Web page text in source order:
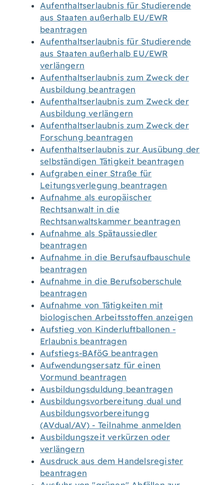
Aufenthaltserlaubnis für Studierende
aus Staaten außerhalb EU/EWR
beantragen
Aufenthaltserlaubnis für Studierende
aus Staaten außerhalb EU/EWR
verlängern
Aufenthaltserlaubnis zum Zweck der
Ausbildung beantragen
Aufenthaltserlaubnis zum Zweck der
Ausbildung verlängern
Aufenthaltserlaubnis zum Zweck der
Forschung beantragen
Aufenthaltserlaubnis zur Ausübung der
selbständigen Tätigkeit beantragen
Aufgraben einer Straße für
Leitungsverlegung beantragen
Aufnahme als europäischer
Rechtsanwalt in die
Rechtsanwaltskammer beantragen
Aufnahme als Spätaussiedler
beantragen
Aufnahme in die Berufsaufbauschule
beantragen
Aufnahme in die Berufsoberschule
beantragen
Aufnahme von Tätigkeiten mit
biologischen Arbeitsstoffen anzeigen
Aufstieg von Kinderluftballonen -
Erlaubnis beantragen
Aufstiegs-BAföG beantragen
Aufwendungsersatz für einen
Vormund beantragen
Ausbildungsduldung beantragen
Ausbildungsvorbereitung dual und
Ausbildungsvorbereitungg
(AVdual/AV) - Teilnahme anmelden
Ausbildungszeit verkürzen oder
verlängern
Ausdruck aus dem Handelsregister
beantragen